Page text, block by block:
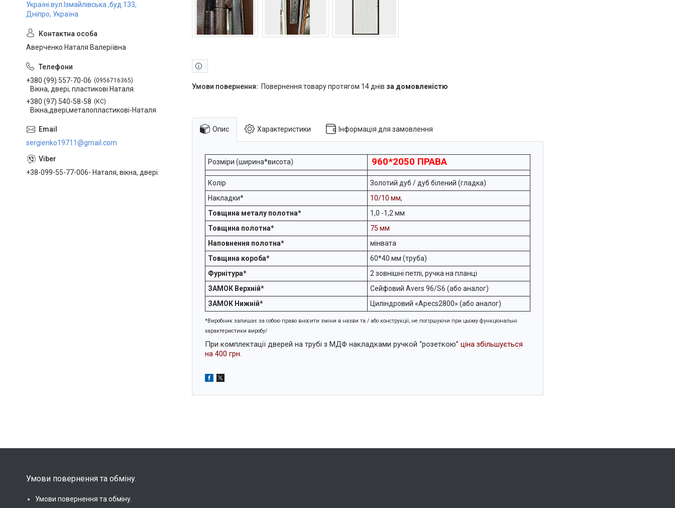
повернення товару протягом 14 днів за домовленістю
Опис Характеристики Інформація для замовлення
Розміри (ширина*висота) 960*2050 ПРАВА
Колір
Золотий дуб / дуб білений (гладка)
Накладки*
10/10 мм,
Товщина металу полотна*
1,0 -1,2 мм
Товщина полотна*
75 мм
Наповнення полотна*
мінвата
Товщина короба*
60*40 мм (труба)
Фурнітура*
2 зовнішні петлі, ручка на планці
ЗАМОК Верхній*
Сейфовий Аvers 96/S6 (або аналог)
ЗАМОК Нижній*
Циліндровий «Аpecs2800» (або аналог)
*Виробник залишає за собою право вносити зміни в назви та / або конструкції, не погіршуючи при цьому функціональні
характеристики виробу/
При комплектації дверей на трубі з МДФ накладками ручкой “розеткою” ціна збільшується
на 400 грн.
Україні.вул.Ізмайлівська ,буд.133,
Дніпро, Україна
Аверченко Наталя Валеріївна
+380 (99) 557-70-06 0956716365
Вікна, двері, пластикові Наталя.
+380 (97) 540-58-58
КС
Вікна,двері,металопластикові-Наталя
sergienko19711@gmail.com
+38-099-55-77-006- Наталя, вікна, двері.
Умови повернення та обміну.
Умови повернення та обміну.